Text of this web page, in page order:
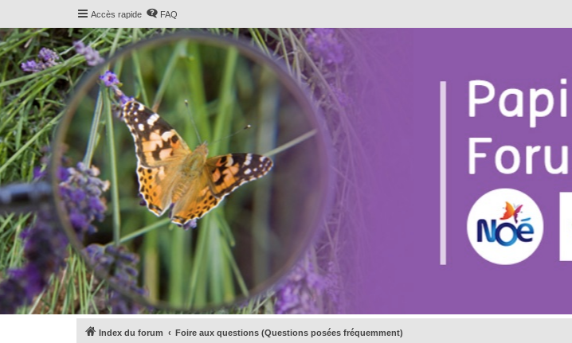
Accès rapide FAQ
Index du forum Foire aux questions (Questions posées fréquemment)